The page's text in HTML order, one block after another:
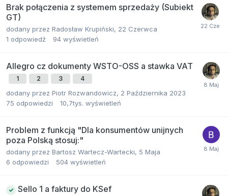
Brak połączenia z systemem sprzedaży (Subiekt
GT)
dodany przez Radosław Krupiński, 22 Czerwca
1 odpowiedź 94 wyświetleń
Allegro cz dokumenty WSTO-OSS a stawka VAT
1 2 3 4
dodany przez Piotr Rozwandowicz, 2 Października 2023
75 odpowiedzi 10,7tys. wyświetleń
Problem z funkcją "Dla konsumentów unijnych
poza Polską stosuj:"
dodany przez Bartosz Wartecz-Wartecki, 5 Maja
6 odpowiedzi 504 wyświetleń
Sello 1 a faktury do KSef